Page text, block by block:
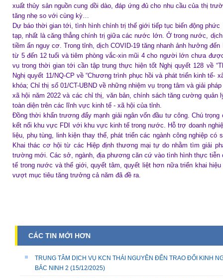
xuất thủy sản nguồn cung dồi dào, đáp ứng đủ cho nhu cầu của thị
tăng nhẹ so với cùng kỳ…
Dự báo thời gian tới, tình hình chính trị thế giới tiếp tục biến động phức
tạp, nhất là căng thẳng chính trị giữa các nước lớn. Ở trong nước,
tiềm ẩn nguy cơ. Trong tỉnh, dịch COVID-19 tăng nhanh ảnh hưởng
từ 5 đến 12 tuổi và tiêm phòng vắc-xin mũi 4 cho người lớn chưa
vụ trong thời gian tới cần tập trung thực hiện tốt Nghị quyết 128 về
Nghị quyết 11/NQ-CP về “Chương trình phục hồi và phát triển kinh tế-
khóa; Chỉ thị số 01/CT-UBND về những nhiệm vụ trọng tâm và giải
xã hội năm 2022 và các chỉ thị, văn bản, chính sách tăng cường quản
toàn diện trên các lĩnh vực kinh tế - xã hội của tỉnh.
Đồng thời khẩn trương đẩy mạnh giải ngân vốn đầu tư công. Chú
kết nối khu vực FDI với khu vực kinh tế trong nước. Hỗ trợ doanh
liệu, phụ tùng, linh kiện thay thế, phát triển các ngành công nghiệp
Khai thác cơ hội từ các Hiệp định thương mại tự do nhằm tìm giải
trường mới. Các sở, ngành, địa phương căn cứ vào tình hình thực tiễn
tế trong nước và thế giới, quyết tâm, quyết liệt hơn nữa triển khai
vượt mục tiêu tăng trưởng cả năm đã đề ra.
CÁC TIN MỚI HƠN
TRUNG TÂM DỊCH VỤ KCN THÁI NGUYÊN ĐẾN TRAO ĐỔI KINH
BẮC NINH 2 (15/12/2025)